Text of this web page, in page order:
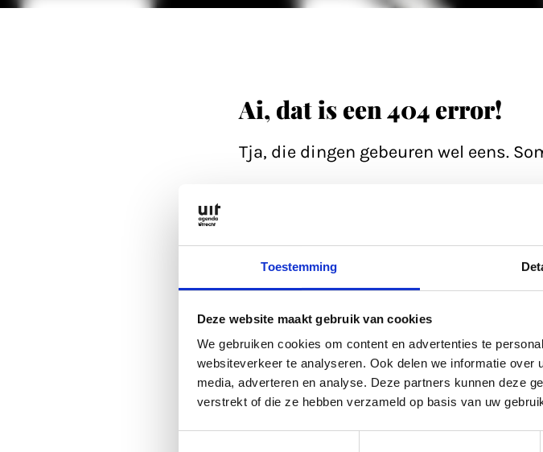
Toestemming
Deze website maakt gebruik van cookies
We gebruiken cookies om content en advertenties te
websiteverkeer te analyseren. Ook delen we informatie
media, adverteren en analyse. Deze partners kunnen deze
verstrekt of die ze hebben verzameld op basis van uw
Ai, dat is een 404 error!
Tja, die dingen gebeuren wel eens.
is altijd wel goed gevuld.
Of lees een artikel uit ons archief.
Anders kan je altijd terug naar de